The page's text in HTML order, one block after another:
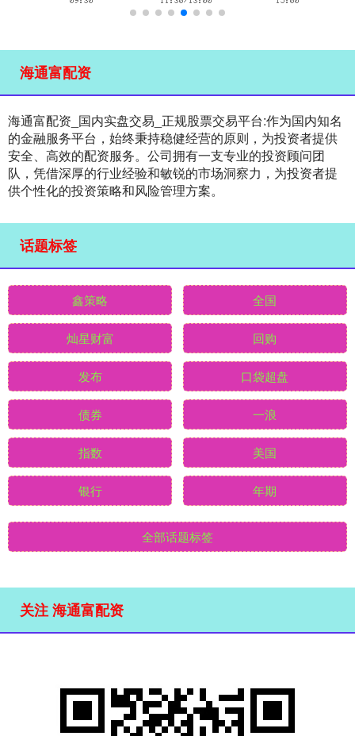
海通富配资
海通富配资_国内实盘交易_正规股票交易平台:作为国内知名
的金融服务平台，始终秉持稳健经营的原则，为投资者提供
安全、高效的配资服务。公司拥有一支专业的投资顾问团
队，凭借深厚的行业经验和敏锐的市场洞察力，为投资者提
供个性化的投资策略和风险管理方案。
话题标签
鑫策略 全国
灿星财富 回购
发布 口袋超盘
债券 一浪
指数 美国
银行 年期
全部话题标签
关注 海通富配资